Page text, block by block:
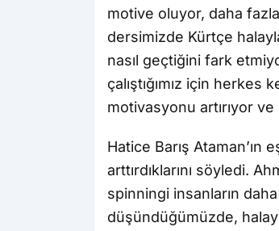
motive oluyor, daha
dersimizde Kürtçe
nasıl geçtiğini fark
çalıştığımız için
motivasyonu artırıyor ve
Hatice Barış
arttırdıklarını söyledi.
spinningi insanların
düşündüğümüzde,